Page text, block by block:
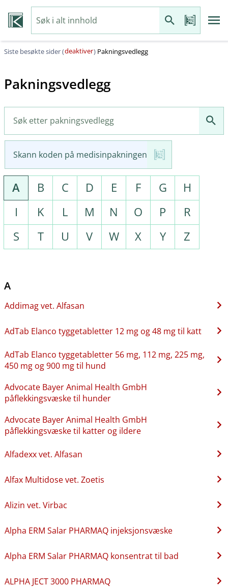
Siste besøkte sider (deaktiver) Pakningsvedlegg
Pakningsvedlegg
Skann koden på medisinpakningen
A B C D E F G
H
I
K L M N O P
R
S
T U V W X Y Z
A
Addimag vet. Alfasan
AdTab Elanco tyggetabletter 12 mg og 48 mg til katt
AdTab Elanco tyggetabletter 56 mg, 112 mg, 225 mg,
450 mg og 900 mg til hund
Advocate Bayer Animal Health GmbH
påflekkingsvæske til hunder
Advocate Bayer Animal Health GmbH
påflekkingsvæske til katter og ildere
Alfadexx vet. Alfasan
Alfax Multidose vet. Zoetis
Alizin vet. Virbac
Alpha ERM Salar PHARMAQ injeksjonsvæske
Alpha ERM Salar PHARMAQ konsentrat til bad
ALPHA JECT 3000 PHARMAQ